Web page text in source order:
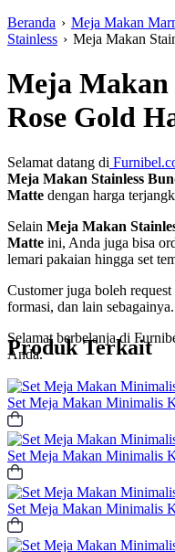
Beranda › Meja Makan
Stainless › Meja Makan
Meja Makan
Rose Gold
Selamat datang di
Meja Makan Stainless
Matte dengan harga
Selain Meja Makan
Matte ini, Anda juga bisa
lemari pakaian hingga set
Customer juga boleh
formasi, dan lain sebagainya.
Selamat berbelanja di
Anda.
Produk Terkait
Set Meja Makan Minimalis
Set Meja Makan Minimalis
Set Meja Makan Minimalis